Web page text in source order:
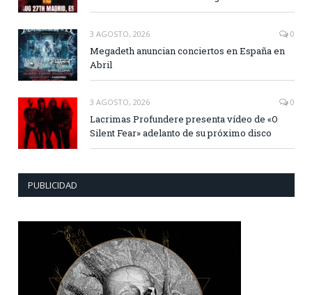
3 AGOSTO, 2026 0
Megadeth anuncian conciertos en España en
Abril
3 AGOSTO, 2026 0
Lacrimas Profundere presenta vídeo de «O
Silent Fear» adelanto de su próximo disco
PUBLICIDAD